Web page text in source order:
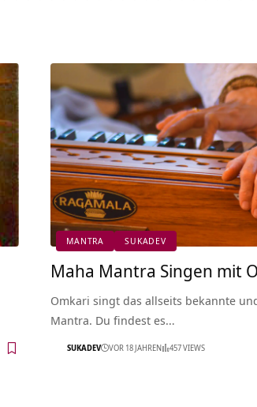
MANTRA SUKADEV
Maha Mantra Singen mit
Omkari singt das allseits bekannte
Mantra. Du findest es…
SUKADEV VOR 18 JAHREN 457 VIEWS